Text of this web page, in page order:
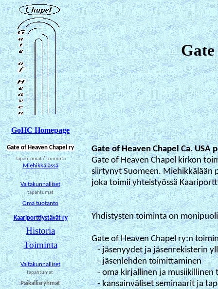
GoHC Homepage
Gate of Heaven Chapel ry
Tapahtumat/toiminta
Miehikkälässä
Valtakunnalliset
tapahtumat
Oma tuotanto
Kaariporttiystävät ry
Historia
Toiminta
Valtakunnalliset
tapahtumat
Paikallisryhmät
Gate of Heaven Chapel Ca. USA
Gate of Heaven Chapel kirkon
siirtynyt Suomeen. Miehikkälään
joka toimii yhteistyössä
Yhdistysten toiminta on
Gate of Heaven Chapel ry:n
- jäsenyydet ja jäsenrekisterin
- jäsenlehden toimittaminen
-oma kirjallinen ja musiikillinen
-kansainväliset seminaarit ja